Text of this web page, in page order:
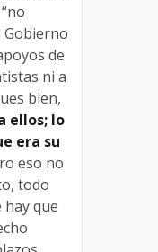
de
ni a
bien,
ellos; lo
era su
eso no
todo
que